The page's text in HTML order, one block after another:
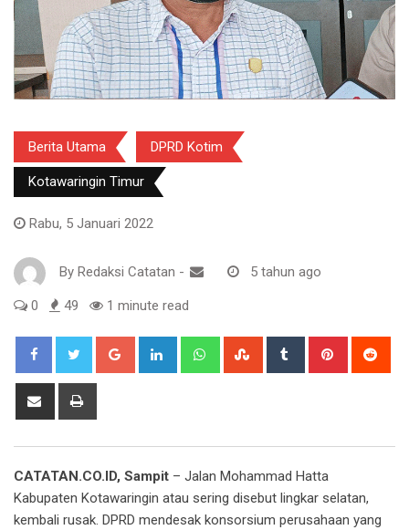
Berita Utama DPRD Kotim
Kotawaringin Timur
Rabu, 5 Januari 2022
By Redaksi Catatan - 5 tahun ago
0 49 1 minute read
Google+ LinkedIn WhatsappStumbleUpon
Tumblr Pinterest
Share
CATATAN.CO.ID, Sampit – Jalan Mohammad Hatta
Kabupaten Kotawaringin atau sering disebut lingkar selatan,
kembali rusak. DPRD mendesak konsorsium perusahaan yang